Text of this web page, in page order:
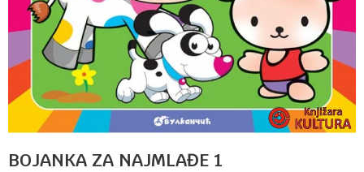
BOJANKA ZA NAJMLAĐE 1